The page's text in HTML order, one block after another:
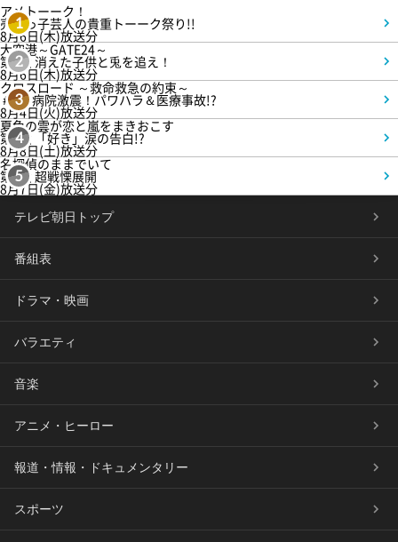
1
アメトーーク！
売れっ子芸人の貴重トーーク祭り!!
8月6日(木)放送分
2
大空港～GATE24～
第3話 消えた子供と兎を追え！
8月6日(木)放送分
3
クロスロード ～救命救急の約束～
＃5 病院激震！パワハラ＆医療事故!?
8月4日(火)放送分
4
夏色の雲が恋と嵐をまきおこす
第5話 「好き」涙の告白!?
8月8日(土)放送分
5
名探偵のままでいて
第4話 超戦慄展開
8月7日(金)放送分
テレビ朝日トップ
番組表
ドラマ・映画
バラエティ
音楽
アニメ・ヒーロー
報道・情報・ドキュメンタリー
スポーツ